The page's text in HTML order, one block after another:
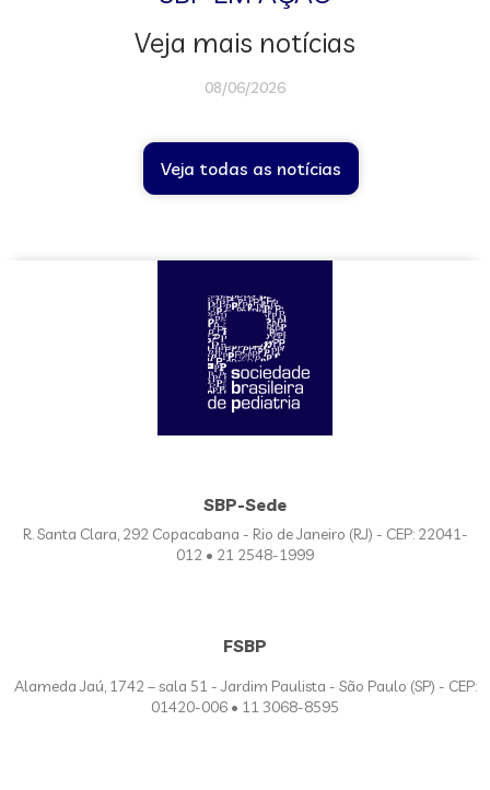
Veja mais notícias
08/06/2026
Veja todas as notícias
SBP-Sede
R. Santa Clara, 292 Copacabana - Rio de Janeiro (RJ) - CEP: 22041-
012 • 21 2548-1999
FSBP
Alameda Jaú, 1742 – sala 51 - Jardim Paulista - São Paulo (SP) - CEP:
01420-006 • 11 3068-8595